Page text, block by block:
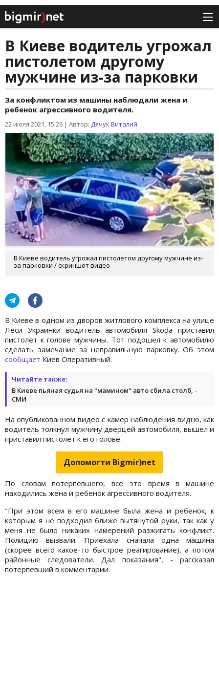
В Киеве водитель угрожал
пистолетом другому
мужчине из-за парковки
За конфликтом из машины наблюдали жена и
ребенок агрессивного водителя.
22 июля 2021, 15:26 | Автор: Дячук Виталий
В Киеве водитель угрожал пистолетом другому мужчине из-
за парковки / скриншот видео
В Киеве в одном из дворов житлового комплекса на улице
Леси Украинки водитель автомобиля Skoda приставил
пистолет к голове мужчины. Тот подошел к автомобилю
сделать замечание за неправильную парковку. Об этом
сообщает Киев Оперативный.
Читайте также:
В Киеве пьяная судья на "мамином" авто сбила столб, -
СМИ
На опубликованном видео с камер наблюдения видно, как
водитель толкнул мужчину дверцей автомобиля, вышел и
приставил пистолет к его голове.
Допомогти Bigmir)net
По словам потерпевшего, все это время в машине
находились жена и ребенок агрессивного водителя.
"При этом всем в его машине была жена и ребенок, к
которым я не подходил ближе вытянутой руки, так как у
меня не было никаких намерений разжигать конфликт.
Полицию вызвали. Приехала сначала одна машина
(скорее всего какое-то быстрое реагирование), а потом
районные следователи. Дал показания", - рассказал
потерпевший в комментарии.